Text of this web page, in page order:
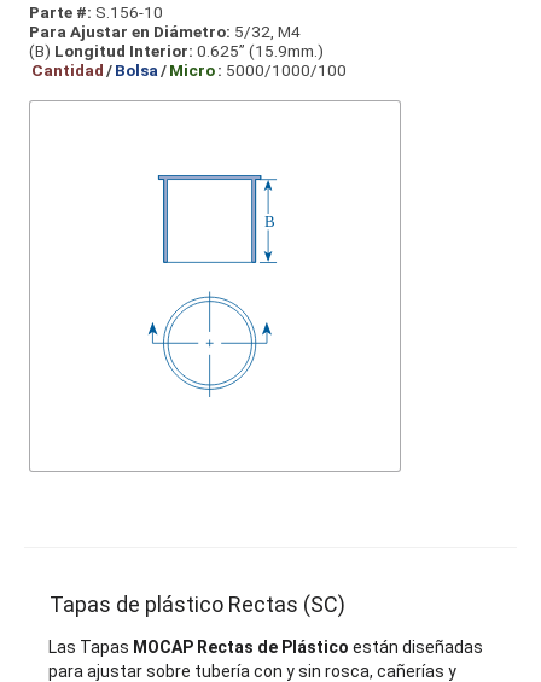
Parte #: S.156-10
Para Ajustar en Diámetro: 5/32, M4
(B) Longitud Interior: 0.625” (15.9mm.)
Cantidad/Bolsa/Micro: 5000/1000/100
Tapas de plástico Rectas (SC)
Las Tapas MOCAP Rectas de Plástico están diseñadas
para ajustar sobre tubería con y sin rosca, cañerías y